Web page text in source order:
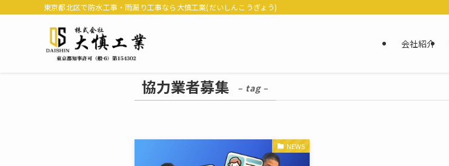
東京都北区で防水工事・雨漏り工事なら大慎工業(だいしんこうぎょう)
会社紹介
協力業者募集 – tag –
NEWS